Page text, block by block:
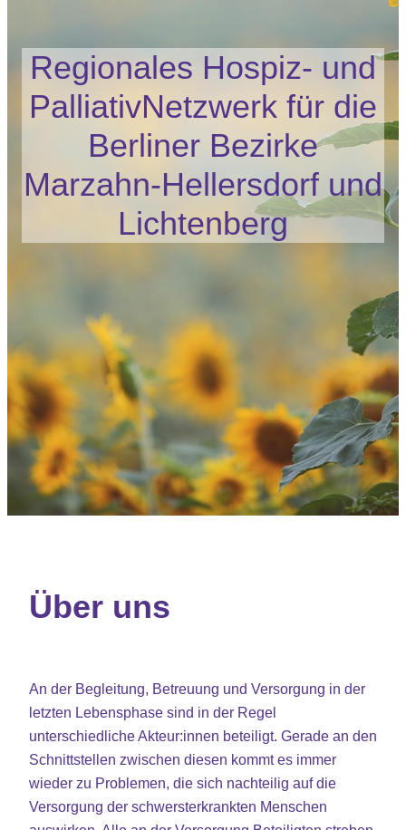
Regionales Hospiz- und
Palliativ­Netzwerk für die
Berliner Bezirke
Marzahn-Hellers­dorf und
Lichten­berg
Über uns
An der Begleitung, Betreuung und Versorgung in der
letzten Lebensphase sind in der Regel
unterschiedliche Akteur:innen beteiligt. Gerade an den
Schnittstellen zwischen diesen kommt es immer
wieder zu Problemen, die sich nachteilig auf die
Versorgung der schwersterkrankten Menschen